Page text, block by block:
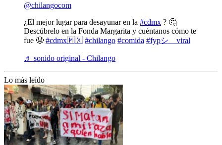
@chilangocom
¿El mejor lugar para desayunar en la #cdmx ? 🤔
Descúbrelo en la Fonda Margarita y cuéntanos cómo te
fue 🤤 #cdmx🇲🇽 #chilango #comida #fypシ゚viral
♬ sonido original - Chilango
Lo más leído